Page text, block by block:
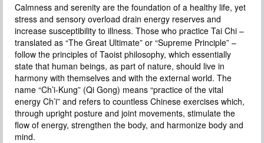
Calmness and serenity are the foundation of a healthy life, yet
stress and sensory overload drain energy reserves and
increase susceptibility to illness. Those who practice Tai Chi –
translated as “The Great Ultimate” or “Supreme Principle” –
follow the principles of Taoist philosophy, which essentially
state that human beings, as part of nature, should live in
harmony with themselves and with the external world. The
name “Ch’i-Kung” (Qi Gong) means “practice of the vital
energy Ch’i” and refers to countless Chinese exercises which,
through upright posture and joint movements, stimulate the
flow of energy, strengthen the body, and harmonize body and
mind.